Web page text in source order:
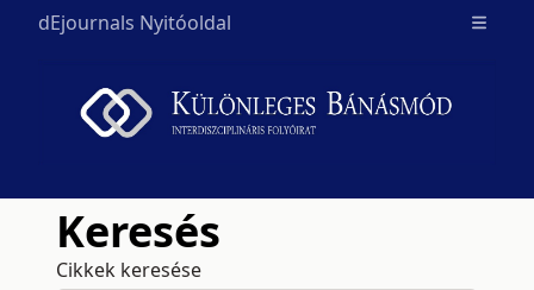
dEjournals Nyitóoldal Open
Keresés
Cikkek keresése